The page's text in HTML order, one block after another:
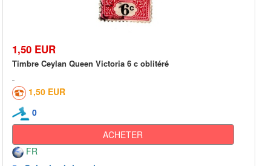
1,50 EUR
Timbre Ceylan Queen Victoria 6 c oblitéré
1,50 EUR
0
ACHETER
FR